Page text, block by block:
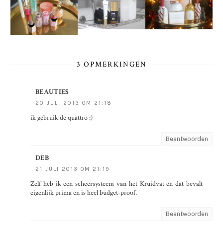
3 OPMERKINGEN
BEAUTIES
20 JULI 2013 OM 21:18
ik gebruik de quattro :)
Beantwoorden
DEB
21 JULI 2013 OM 21:19
Zelf heb ik een scheersysteem van het Kruidvat en dat bevalt
eigenlijk prima en is heel budget-proof.
Beantwoorden